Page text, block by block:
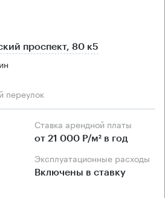
проспект, 80 к5
переулок
Ставка арендной платы
от 21 000 Р/м² в год
Эксплуатационные расходы
Включены в ставку